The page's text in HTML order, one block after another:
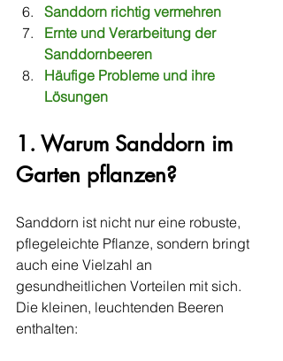
Sanddorn richtig vermehren
Ernte und Verarbeitung der
Sanddornbeeren
Häufige Probleme und ihre
Lösungen
1. Warum Sanddorn im
Garten pflanzen?
Sanddorn ist nicht nur eine robuste,
pflegeleichte Pflanze, sondern bringt
auch eine Vielzahl an
gesundheitlichen Vorteilen mit sich.
Die kleinen, leuchtenden Beeren
enthalten: